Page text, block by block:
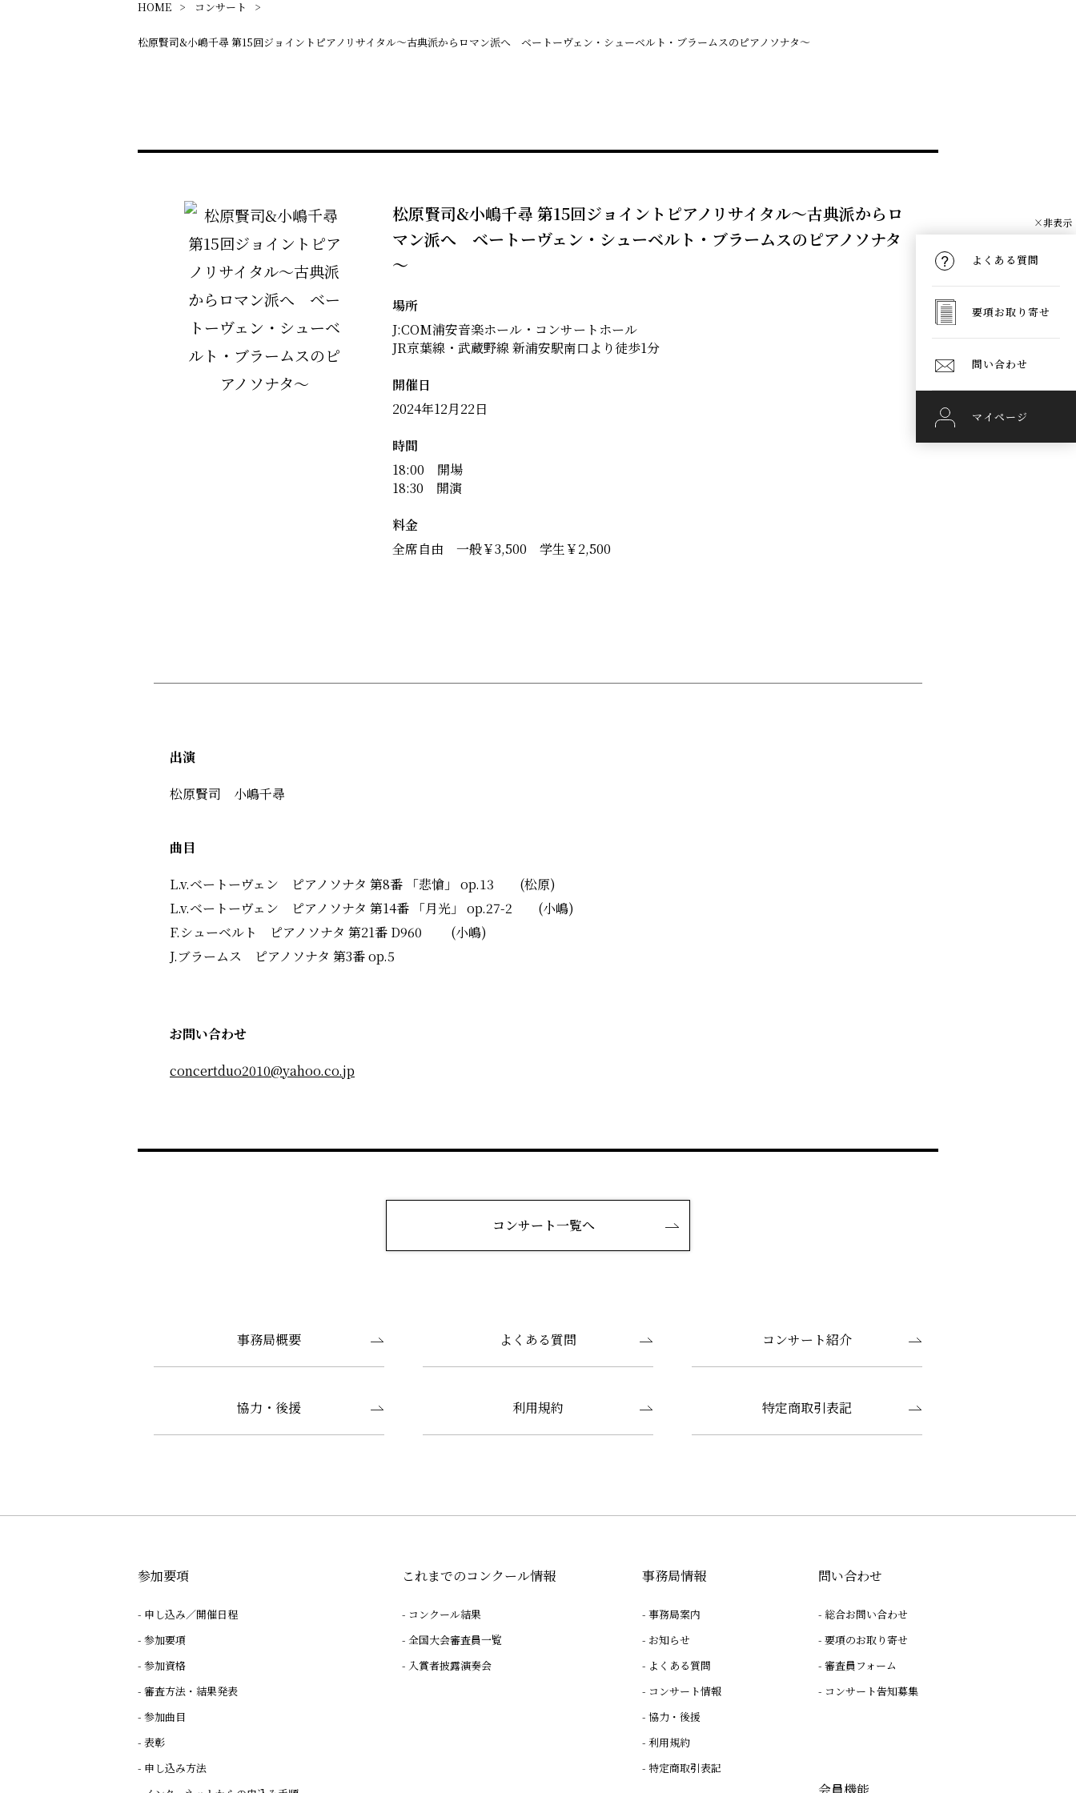
よくある質問
要項お取り寄せ
問い合わせ
マイページ
×非表示
HOME コンサート
松原賢司&小嶋千尋 第15回ジョイントピアノリサイタル～古典派からロマン派へ ベートーヴェン・シューベルト・ブラームスのピアノソナタ～
松原賢司&小嶋千尋 第15回ジョイントピアノリサイタル～古典派からロ
マン派へ ベートーヴェン・シューベルト・ブラームスのピアノソナタ
～
場所
J:COM浦安音楽ホール・コンサートホール
JR京葉線・武蔵野線 新浦安駅南口より徒歩1分
開催日
2024年12月22日
時間
18:00 開場
18:30 開演
料金
全席自由 一般￥3,500 学生￥2,500
出演
松原賢司 小嶋千尋
曲目
L.v.ベートーヴェン ピアノソナタ 第8番 「悲愴」 op.13 (松原)
L.v.ベートーヴェン ピアノソナタ 第14番 「月光」 op.27-2 (小嶋)
F.シューベルト ピアノソナタ 第21番 D960 (小嶋)
J.ブラームス ピアノソナタ 第3番 op.5
お問い合わせ
concertduo2010@yahoo.co.jp
コンサート一覧へ
事務局概要 よくある質問 コンサート紹介
協力・後援 利用規約 特定商取引表記
参加要項
申し込み／開催日程
参加要項
参加資格
審査方法・結果発表
参加曲目
表彰
申し込み方法
これまでのコンクール情報
コンクール結果
全国大会審査員一覧
入賞者披露演奏会
事務局情報
事務局案内
お知らせ
よくある質問
コンサート情報
協力・後援
利用規約
特定商取引表記
問い合わせ
総合お問い合わせ
要項のお取り寄せ
審査員フォーム
コンサート告知募集